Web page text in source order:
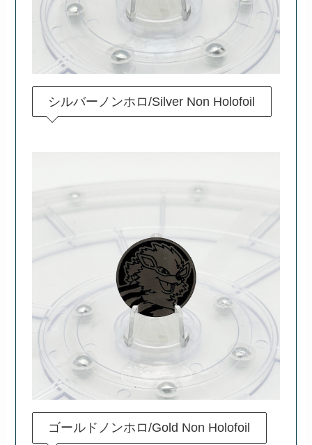
シルバーノンホロ/Silver Non Holofoil
ゴールドノンホロ/Gold Non Holofoil